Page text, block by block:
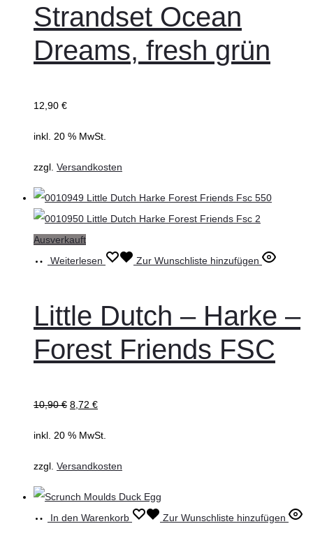
Strandset Ocean
Dreams, fresh grün
12,90 €
inkl. 20 % MwSt.
zzgl. Versandkosten
Ausverkauft
Weiterlesen
Zur Wunschliste hinzufügen
Little Dutch – Harke –
Forest Friends FSC
10,90€ 8,72 €
inkl. 20 % MwSt.
zzgl. Versandkosten
In den Warenkorb Zur Wunschliste hinzufügen